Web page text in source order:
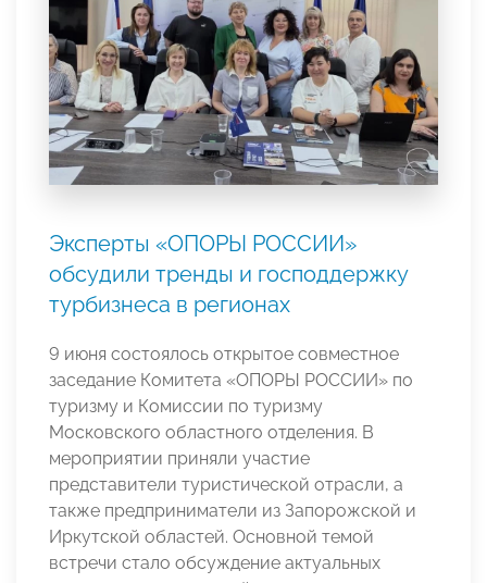
Эксперты «ОПОРЫ РОССИИ»
обсудили тренды и господдержку
турбизнеса в регионах
9 июня состоялось открытое совместное
заседание Комитета «ОПОРЫ РОССИИ» по
туризму и Комиссии по туризму
Московского областного отделения. В
мероприятии приняли участие
представители туристической отрасли, а
также предприниматели из Запорожской и
Иркутской областей. Основной темой
встречи стало обсуждение актуальных